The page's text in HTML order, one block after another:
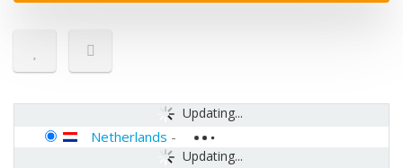
Updating...
Updating...
Netherlands -